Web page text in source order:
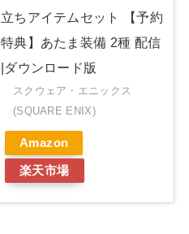
立ちアイテムセット 【予約
特典】あたま装備 2種 配信
|ダウンロード版
スクウェア・エニックス
(SQUARE ENIX)
Amazon
楽天市場